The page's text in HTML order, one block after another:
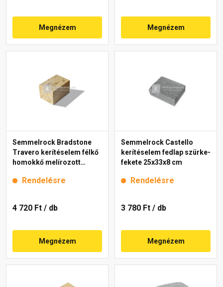
Megnézem Megnézem
Semmelrock Bradstone
Travero kerítéselem félkő
homokkő melírozott
Rendelésre
4 720 Ft / db
Megnézem
Semmelrock Castello
kerítéselem fedlap szürke-
fekete 25x33x8 cm
Rendelésre
3 780 Ft / db
Megnézem